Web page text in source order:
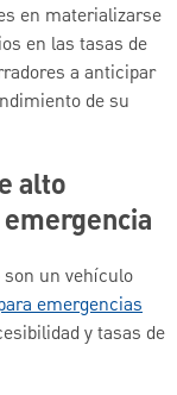
en materializarse
en las tasas de
a anticipar
de su
alto
un vehículo
emergencias
y tasas de